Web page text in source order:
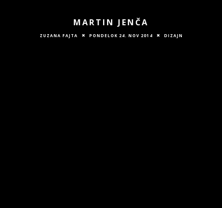
MARTIN JENČA
ZUZANA FAJTA PONDELOK 24. NOV 2014 DIZAJN